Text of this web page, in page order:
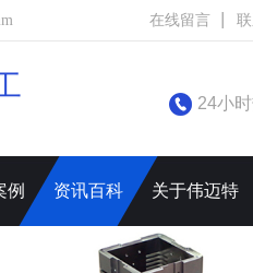
在线留言
24小时
例 资讯百科 关于伟迈特